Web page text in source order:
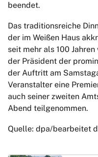
beendet.
Das traditionsreiche
der im Weißen Haus
seit mehr als 100
der Präsident der
der Auftritt am
Veranstalter eine
auch seiner zweiten
Abend teilgenommen.
Quelle: dpa/bearbeitet